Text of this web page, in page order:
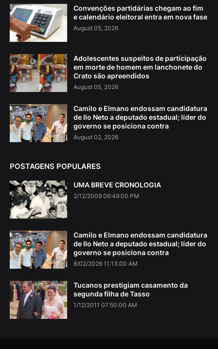
Convenções partidárias chegam ao fim
e calendário eleitoral entra em nova fase
August 05, 2026
Adolescentes suspeitos de participação
em morte de homem em lanchonete do
Crato são apreendidos
August 05, 2026
Camilo e Elmano endossam candidatura
de Ilo Neto a deputado estadual; líder do
governo se posiciona contra
August 02, 2026
POSTAGENS POPULARES
UMA BREVE CRONOLOGIA
2/12/2009 06:49:00 PM
Camilo e Elmano endossam candidatura
de Ilo Neto a deputado estadual; líder do
governo se posiciona contra
8/02/2026 11:13:00 AM
Tucanos prestigiam casamento da
segunda filha de Tasso
1/12/2011 07:50:00 AM